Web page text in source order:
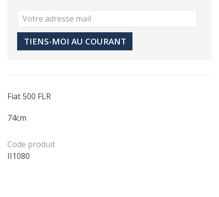
TIENS-MOI AU COURANT
Fiat 500 FLR
74cm
Code produit
II1080